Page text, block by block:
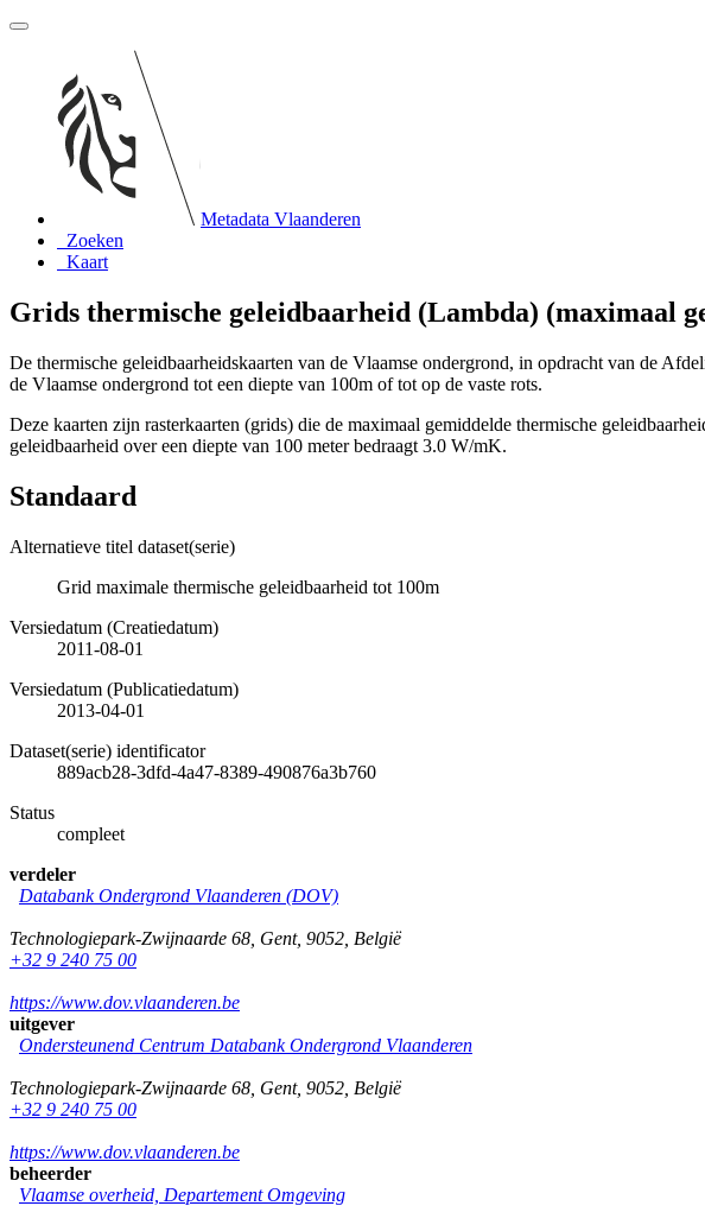
Metadata Vlaanderen
Zoeken
Kaart
Grids thermische geleidbaarheid (Lambda) (maximaal
De thermische geleidbaarheidskaarten van de Vlaamse ondergrond, in opdracht van de
de Vlaamse ondergrond tot een diepte van 100m of tot op de vaste rots.
Deze kaarten zijn rasterkaarten (grids) die de maximaal gemiddelde thermische
geleidbaarheid over een diepte van 100 meter bedraagt 3.0 W/mK.
Standaard
Alternatieve titel dataset(serie)
Grid maximale thermische geleidbaarheid tot 100m
Versiedatum (Creatiedatum)
2011-08-01
Versiedatum (Publicatiedatum)
2013-04-01
Dataset(serie) identificator
889acb28-3dfd-4a47-8389-490876a3b760
Status
compleet
verdeler
Databank Ondergrond Vlaanderen (DOV)
Technologiepark-Zwijnaarde 68 Gent, 9052 België
+32 9 240 75 00
https://www.dov.vlaanderen.be
uitgever
Ondersteunend Centrum Databank Ondergrond Vlaanderen
Technologiepark-Zwijnaarde 68 Gent, 9052 België
+32 9 240 75 00
https://www.dov.vlaanderen.be
beheerder
Vlaamse overheid, Departement Omgeving